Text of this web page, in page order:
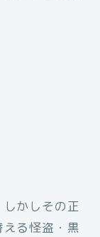
かしその正
る怪盗・黒